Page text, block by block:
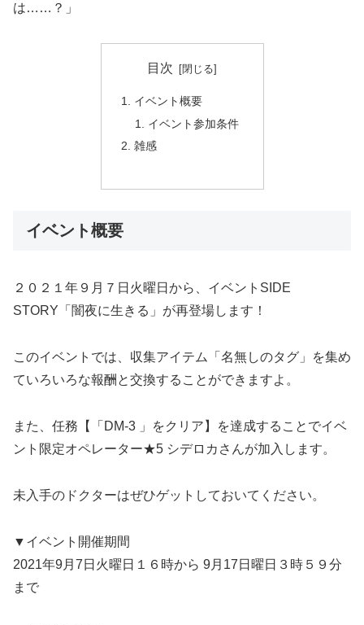
は……？」
目次
イベント概要
イベント参加条件
雑感
イベント概要
２０２１年９月７日火曜日から、イベントSIDE
STORY「闇夜に生きる」が再登場します！
このイベントでは、収集アイテム「名無しのタグ」を集め
ていろいろな報酬と交換することができますよ。
また、任務【「DM-3 」をクリア】を達成することでイベ
ント限定オペレーター★5 シデロカさんが加入します。
未入手のドクターはぜひゲットしておいてください。
▼イベント開催期間
2021年9月7日火曜日１６時から 9月17日曜日３時５９分
まで